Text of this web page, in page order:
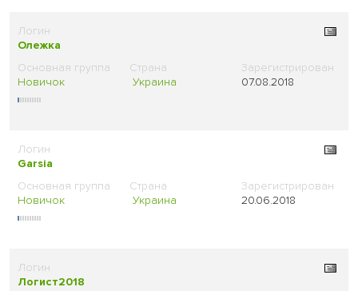
Олежка
Новичок Украина 07.08.2018
Garsia
Новичок Украина 20.06.2018
Логист2018